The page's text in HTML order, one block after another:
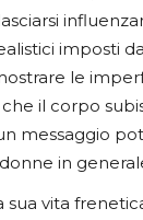
imposti
le
il corpo
messaggio
in
sua vita